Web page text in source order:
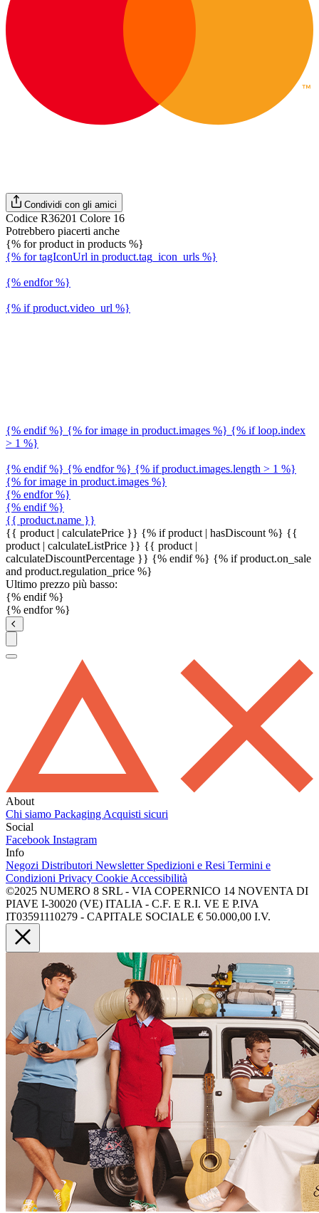
Condividi con gli amici
Codice R36201 Colore 16
Potrebbero piacerti anche
{% for product in products %}
{% for tagIconUrl in product.tag_icon_urls %}
{% endfor %}
{% if product.video_url %}
{% endif %} {% for image in product.images %} {% if loop.index
> 1 %}
{% endif %} {% endfor %} {% if product.images.length > 1 %}
{% for image in product.images %}
{% endfor %}
{% endif %}
{{ product.name }}
{{ product | calculatePrice }} {% if product | hasDiscount %} {{
product | calculateListPrice }} {{ product |
calculateDiscountPercentage }} {% endif %} {% if product.on_sale
and product.regulation_price %}
Ultimo prezzo più basso:
{% endif %}
{% endfor %}
About
Chi siamo Packaging Acquisti sicuri
Social
Facebook Instagram
Info
Negozi Distributori Newsletter Spedizioni e Resi Termini e
Condizioni Privacy Cookie Accessibilità
©2025 NUMERO 8 SRL - VIA COPERNICO 14 NOVENTA DI
PIAVE I-30020 (VE) ITALIA - C.F. E R.I. VE E P.IVA
IT03591110279 - CAPITALE SOCIALE € 50.000,00 I.V.